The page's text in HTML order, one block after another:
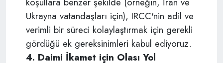
Ukrayna vatandaşları için), IRCC'nin adil ve
verimli bir süreci kolaylaştırmak için gerekli
gördüğü ek gereksinimleri kabul ediyoruz.
4. Daimi İkamet için Olası Yol